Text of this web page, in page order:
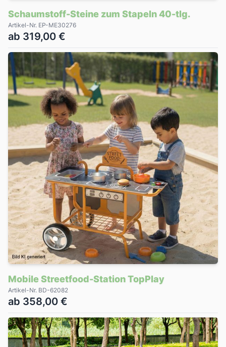
Schaumstoff-Steine zum Stapeln 40-tlg.
Artikel-Nr. EP-ME30276
ab 319,00 €
Mobile Streetfood-Station TopPlay
Artikel-Nr. BD-62082
ab 358,00 €